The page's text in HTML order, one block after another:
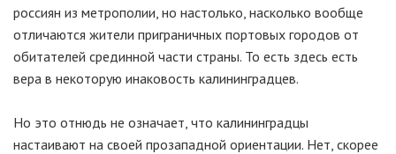
россиян из метрополии, но настолько, насколько вообще
отличаются жители приграничных портовых городов от
обитателей срединной части страны. То есть здесь есть
вера в некоторую инаковость калининградцев.
Но это отнюдь не означает, что калининградцы
настаивают на своей прозападной ориентации. Нет, скорее